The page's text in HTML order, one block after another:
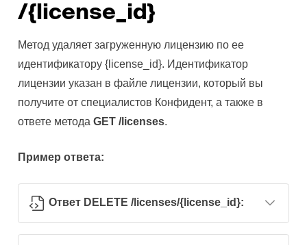
/{license_id}
Метод удаляет загруженную лицензию по ее
идентификатору {license_id}. Идентификатор
лицензии указан в файле лицензии, который вы
получите от специалистов Конфидент, а также в
ответе метода GET /licenses.
Пример ответа:
Ответ DELETE ​/licenses​/{license_id}: